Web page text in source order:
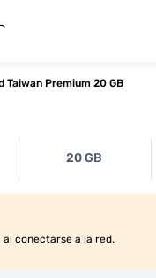
Taiwan Premium 20 GB
20 GB
al conectarse a la red.